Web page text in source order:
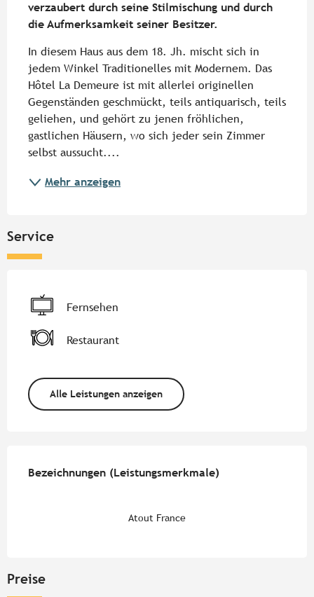
verzaubert durch seine Stilmischung und durch
die Aufmerksamkeit seiner Besitzer.
In diesem Haus aus dem 18. Jh. mischt sich in
jedem Winkel Traditionelles mit Modernem. Das
Hôtel La Demeure ist mit allerlei originellen
Gegenständen geschmückt, teils antiquarisch, teils
geliehen, und gehört zu jenen fröhlichen,
gastlichen Häusern, wo sich jeder sein Zimmer
selbst aussucht....
Mehr anzeigen
Service
Fernsehen
Restaurant
Alle Leistungen anzeigen
Bezeichnungen (Leistungsmerkmale)
Bezeichnungen (Leistungsmerkmale)
Atout France
Preise